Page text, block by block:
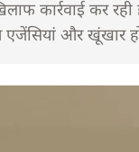
कार्रवाई कर
एजेंसियां और खूंखार